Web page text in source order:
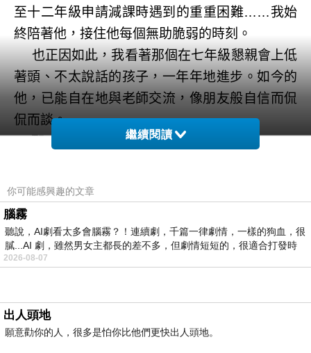
至十二年級申請減課時遇到的重重困難……我始
終陪著他，接住他每個無助脆弱的時刻。
也正因如此，我看著那個在七年級懇親會上低
著頭、不太說話的孩子，一年年地進步。如今的
他，已能自在地與老師交流，像朋友般自信而侃
侃而談。
那一刻，我真心想為自己鼓掌。
子貼上標籤，更選擇小心翼翼地呵護與陪伴。也
因此，這個敏感又帶點社交恐懼的孩子，終於活
出屬於自己的開朗與自信。
當然，這一路上，喬喬也功不可沒。
這個天生充滿陽光的貼心女兒，始終全力配合
任何人的信任、崇拜與依賴，在她的陪伴和帶領
下，童也越來越能自在地表達自己。
繼續閱讀
你可能感興趣的文章
腦霧
聽說，AI劇看太多會腦霧？！連續劇，千篇一律劇情，一樣的狗血，很
膩...AI 劇，雖然男女主都長的差不多，但劇情短短的，很適合打發時
2026-08-07
出人頭地
願意勸你的人，很多是怕你比他們更快出人頭地。